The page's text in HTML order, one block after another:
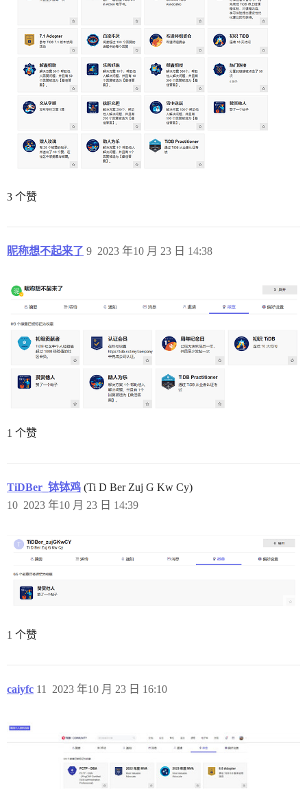
3 个赞
昵称想不起来了 2023 年10 月 23 日 14:38
9
1 个赞
TiDBer_钵钵鸡 (Ti D Ber Zuj G Kw Cy)
2023 年10 月 23 日 14:39
10
1 个赞
caiyfc 2023 年10 月 23 日 16:10
11